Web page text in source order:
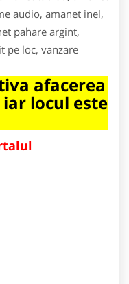
audio, amanet inel,
pahare argint,
pe loc, vanzare
afacerea
locul este